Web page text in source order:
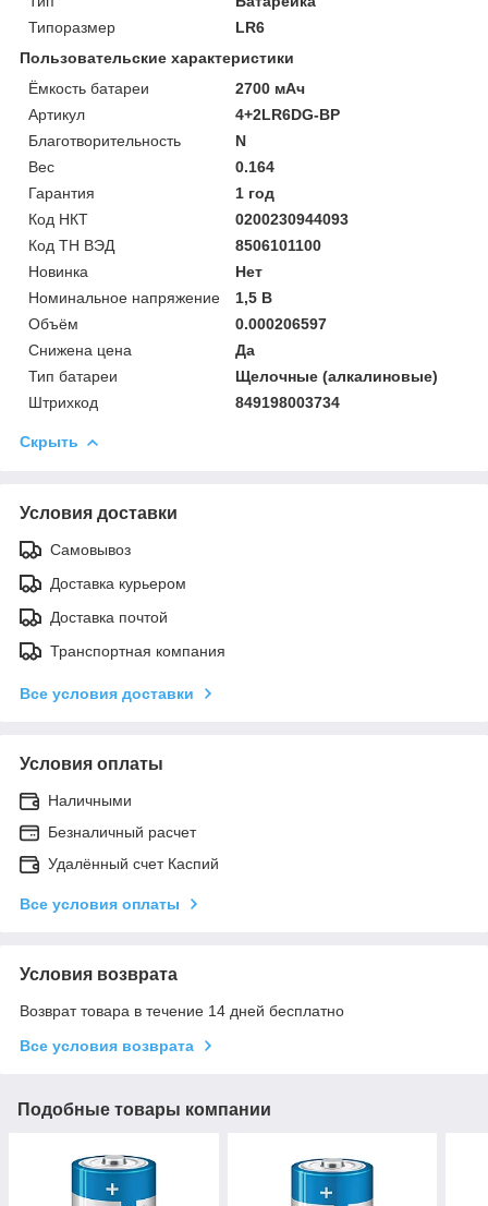
Типоразмер
LR6
Пользовательские характеристики
Ёмкость батареи
2700 мАч
Артикул
4+2LR6DG-BP
Благотворительность
N
Вес
0.164
Гарантия
1 год
Код НКТ
0200230944093
Код ТН ВЭД
8506101100
Новинка
Нет
Номинальное напряжение
1,5 В
Объём
0.000206597
Снижена цена
Да
Тип батареи
Щелочные (алкалиновые)
Штрихкод
849198003734
Скрыть
Условия доставки
Самовывоз
Доставка курьером
Доставка почтой
Транспортная компания
Все условия доставки
Условия оплаты
Наличными
Безналичный расчет
Удалённый счет Каспий
Все условия оплаты
Условия возврата
Возврат товара в течение 14 дней бесплатно
Все условия возврата
Подобные товары компании